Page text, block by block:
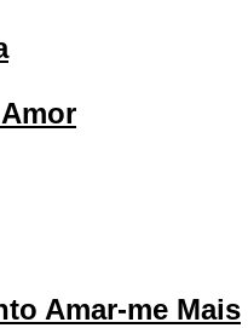
Amar-me Mais